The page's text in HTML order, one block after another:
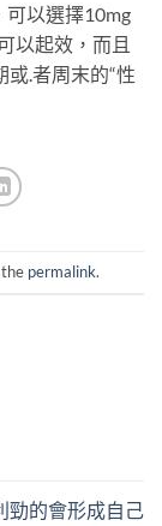
以選擇10mg
以起效，而且
或.者周末的“性
permalink.
勁的會形成自己